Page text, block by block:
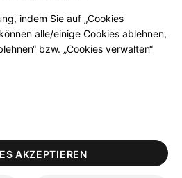
ZugänglichkeitHinweis zu Cookies
Nutzungsbedingungen
indem Sie auf „Cookies
alle/einige Cookies ablehnen,
bzw. „Cookies verwalten“
AKZEPTIEREN